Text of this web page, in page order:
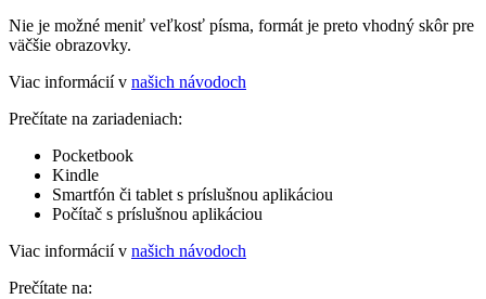
Nie je možné meniť veľkosť písma, formát je preto vhodný skôr pre
väčšie obrazovky.
Viac informácií v našich návodoch
Prečítate na zariadeniach:
Pocketbook
Kindle
Smartfón či tablet s príslušnou aplikáciou
Počítač s príslušnou aplikáciou
Viac informácií v našich návodoch
Prečítate na: